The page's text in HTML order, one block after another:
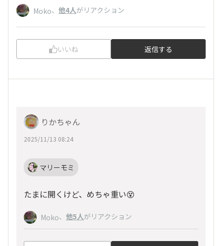
Moko、 他4人がリアクション
いいね 返信する
りかちゃん
2025/11/13 08:24
マリーモミ
たまに開くけど、めちゃ重い😵
Moko、 他5人がリアクション